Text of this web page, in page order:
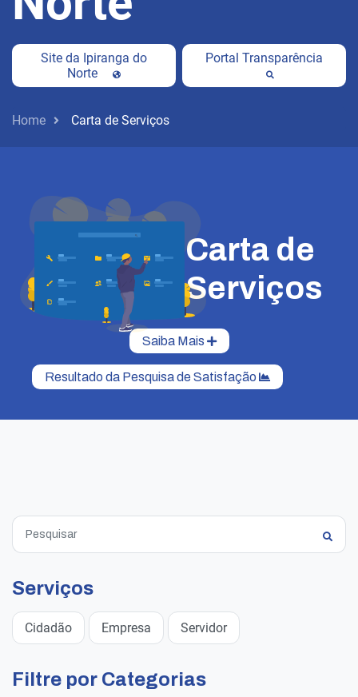
Site da Ipiranga do
Norte
Portal Transparência
Home Carta de Serviços
Carta de
Serviços
Saiba Mais
Resultado da Pesquisa de Satisfação
Serviços
Cidadão Empresa Servidor
Filtre por Categorias